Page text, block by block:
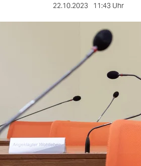
22.10.2023 11:43 Uhr